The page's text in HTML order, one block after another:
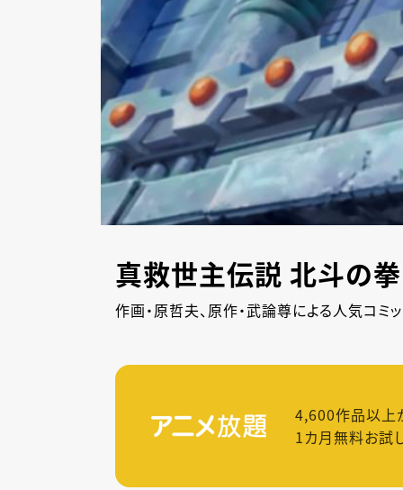
真救世主伝説 北斗の
作画・原哲夫、原作・武論尊による人気コミ
4,600作品以上
1カ月無料お試